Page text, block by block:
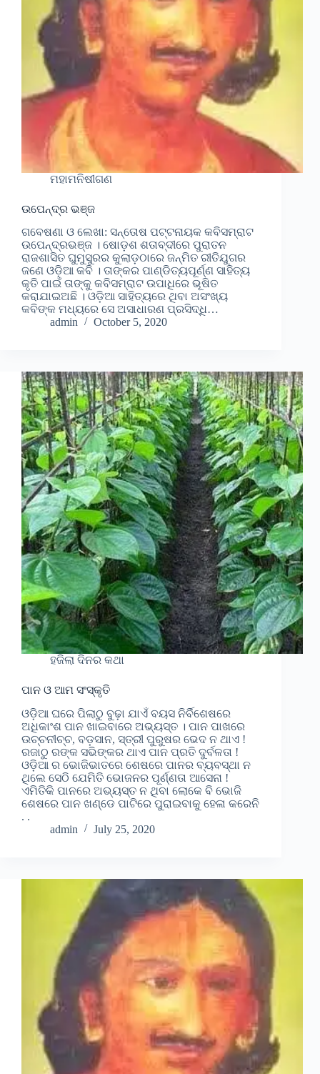
ମହାମନିଷୀଗଣ
ଉପେନ୍ଦ୍ର ଭଞ୍ଜ
ଗବେଷଣା ଓ ଲେଖା: ସନ୍ତୋଷ ପଟ୍ଟନାୟକ କବିସମ୍ରାଟ
ଉପେନ୍ଦ୍ରଭଞ୍ଜ । ଷୋଡ଼ଶ ଶତାବ୍ଦୀରେ ପୁରାତନ
ରାଜଶାସିତ ଘୁମୁସୁରର କୁଲାଡ଼ଠାରେ ଜନ୍ମିତ ରୀତିଯୁଗର
ଜଣେ ଓଡ଼ିଆ କବି । ତାଙ୍କର ପାଣ୍ଡିତ୍ୟପୂର୍ଣ୍ଣ ସାହିତ୍ୟ
କୃତି ପାଇଁ ତାଙ୍କୁ କବିସମ୍ରାଟ ଉପାଧିରେ ଭୂଷିତ
କରାଯାଇଅଛି । ଓଡ଼ିଆ ସାହିତ୍ୟରେ ଥିବା ଅସଂଖ୍ୟ
କବିଙ୍କ ମଧ୍ୟରେ ସେ ଅସାଧାରଣ ପ୍ରସିଦ୍ଧି…
admin
October 5, 2020
ହଜିଲା ଦିନର କଥା
ପାନ ଓ ଆମ ସଂସ୍କୃତି
ଓଡ଼ିଆ ଘରେ ପିଲାଠୁ ବୁଢ଼ା ଯାଏଁ ବୟସ ନିର୍ବିଶେଷରେ
ଅଧିକାଂଶ ପାନ ଖାଇବାରେ ଅଭ୍ୟସ୍ତ । ପାନ ପାଖରେ
ଉଚ୍ଚନୀଚ୍ଚ, ବଡ଼ସାନ, ସ୍ତ୍ରୀ ପୁରୁଷର ଭେଦ ନ ଥାଏ !
ରଜାଠୁ ରଙ୍କ ସଭିଙ୍କର ଥାଏ ପାନ ପ୍ରତି ଦୁର୍ବଳତା !
ଓଡ଼ିଆ ର ଭୋଜିଭାତରେ ଶେଷରେ ପାନର ବ୍ୟବସ୍ଥା ନ
ଥିଲେ ସେଠି ଯେମିତି ଭୋଜନର ପୂର୍ଣ୍ଣତା ଆସେନା !
ଏମିତିକି ପାନରେ ଅଭ୍ୟସ୍ତ ନ ଥିବା ଲୋକେ ବି ଭୋଜି
ଶେଷରେ ପାନ ଖଣ୍ଡେ ପାଟିରେ ପୁରାଇବାକୁ ହେଳା କରେନି
. .
admin
July 25, 2020